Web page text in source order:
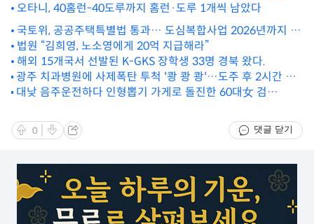
5명만 檢 송치
오타니, 40홈런-40도루까지 홈런·도루 1개씩 남았다
국토위, 공공주택특별법 통과… 도심복합사업 2026년까지 연
장
법원 “김희영, 노소영에게 20억 지급해라”
해외 15개국서 선발된 K-GKS 장학생 33명 경북 왔다.
광주 치과병원에 사제폭탄 투척 '쾅 쾅 쾅'…도주 후 2시간 만
에 용의자 자수
대낮 음주운전하다 인형뽑기 가게로 돌진한 60대女 검
0 댓글 닫기